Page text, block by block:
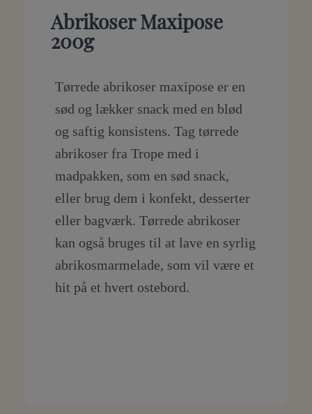
Abrikoser Maxipose
200g
Tørrede abrikoser maxipose er en
sød og lækker snack med en blød
og saftig konsistens. Tag tørrede
abrikoser fra Trope med i
madpakken, som en sød snack,
eller brug dem i konfekt, desserter
eller bagværk. Tørrede abrikoser
kan også bruges til at lave en syrlig
abrikosmarmelade, som vil være et
hit på et hvert ostebord.